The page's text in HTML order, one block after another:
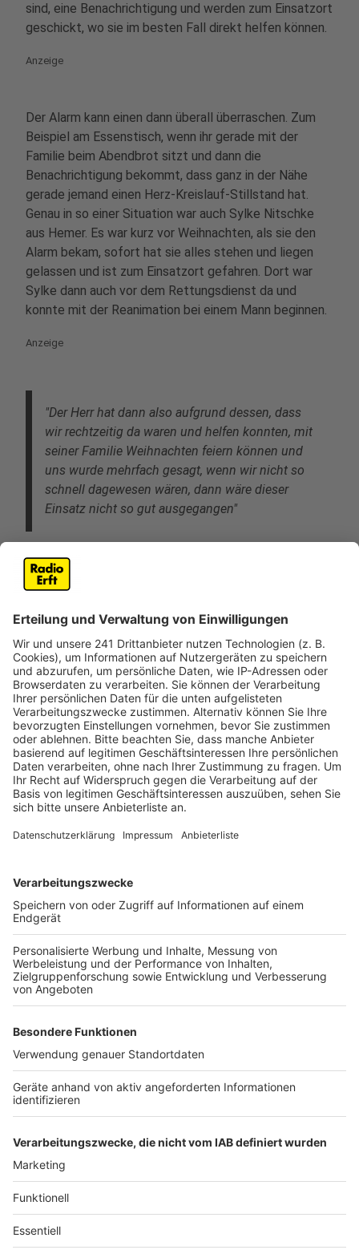
sind, eine Benachrichtigung und werden zum Einsatzort
geschickt, wo sie im besten Fall direkt helfen können.
Anzeige
Der Alarm kann einen dann überall überraschen. Zum
Beispiel am Essenstisch, wenn ihr gerade mit der
Familie beim Abendbrot sitzt und dann die
Benachrichtigung bekommt, dass ganz in der Nähe
gerade jemand einen Herz-Kreislauf-Stillstand hat.
Genau in so einer Situation war auch Sylke Nitschke
aus Hemer. Es war kurz vor Weihnachten, als sie den
Alarm bekam, sofort hat sie alles stehen und liegen
gelassen und ist zum Einsatzort gefahren. Dort war
Sylke dann auch vor dem Rettungsdienst da und
konnte mit der Reanimation bei einem Mann beginnen.
Anzeige
"Der Herr hat dann also aufgrund dessen, dass
wir rechtzeitig da waren und helfen konnten, mit
seiner Familie Weihnachten feiern können und
uns wurde mehrfach gesagt, wenn wir nicht so
schnell dagewesen wären, dann wäre dieser
Einsatz nicht so gut ausgegangen"
Sylke Nitschke, Ersthelferin aus Hemer.
Anzeige
Wer kann alles mitmachen?
Anzeige
Das Konzept richtet sich dabei hauptsächlich an
medizinisch geschultes Personal, welches
entsprechend auch geeignete medizinische
Qualifikationen hat. Das können zum Beispiel
Sanitätshelfer, Krankenpfleger, Ärzte oder
unterwegs sind, aber im Notfall trotzdem Leben
Anzeige
Mitmachen geht für alle volljährige Personen mit den
entsprechenden Qualifikationen dann ganz einfach
über die kostenlose App "Region der Lebensretter".
Dort registriert man sich, lädt einen
Qualifikationsnachweis hoch und absolviert dann noch
den Administratoren geprüft und dann erhält man die
Freigabe und kann bei einem Herz-Kreislauf-Stillstand
zur Hilfe alarmiert werden.
Autorin: Kimberly Klages
Anzeige